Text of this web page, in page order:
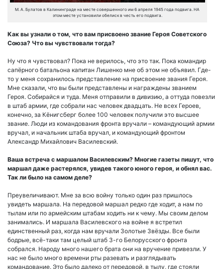
М. А. Булатов в Калининграде на месте совершенного им 6 апреля 1945 года подвига. НА
этом месте установили обелиск в честь его подвига.
Как вы узнали о том, что вам присвоено звание Героя Советского
Союза? Что вы чувствовали тогда?
Ну что я чувствовал? Пока не верилось, что это так. Пока командир
сапёрного батальона капитан Лишенко мне об этом не объявил. Где-
то у меня сохранилось представление на присвоение звания Героя.
Мне сказали, что вы были представлены и награждены званием
Героя. Собирайся и туда. Меня отправили в дивизию, а оттуда повезли
в штаб армии, где собрали нас человек двадцать. Не всех Героев,
конечно, за Кёнигсберг более 100 человек получили это высшее
звание. Люди из командования фронта вручали – командующий армии
вручал, и начальник штаба вручал, и командующий фронтом
Александр Михайлович Василевский.
Ваша встреча с маршалом Василевским? Многие газеты пишут, что
маршал даже растерялся, увидев такого юного героя, и обнял вас.
Так ли было на самом деле?
Преувеличивают. Мне за всю войну только один раз пришлось
увидеть маршала. На передовой маршал редко где ходит, а нам по
тылам или по армейским штабам ходить ни к чему. Мы своим делом
занимались. И маршала Василевского на войне я встретил
единственный раз, когда нам вручали Золотые Звёзды. Все были
бодрые, всё-таки там целый штаб 3-го Белорусского фронта
собрался. Народу много нашего брата они на вручение привезли. У
нас не было много времени рты разевать и разглядывать
командование. Это было далеко от передовой, в тылу, где стояли